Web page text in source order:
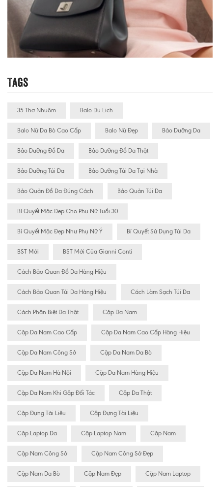
Tags
35 Thợ Nhuộm Balo Du Lịch
Balo Nữ Da Bò Cao Cấp Balo Nữ Đẹp Bảo Dưỡng Da
Bảo Dưỡng Đồ Da Bảo Dưỡng Đồ Da Thật
Bảo Dưỡng Túi Da Bảo Dưỡng Túi Da Tại Nhà
Bảo Quản Đồ Da Đúng Cách Bảo Quản Túi Da
Bí Quyết Mặc Đẹp Cho Phụ Nữ Tuổi 30
Bí Quyết Mặc Đẹp Như Phụ Nữ Ý Bí Quyết Sử Dụng Túi Da
BST Mới BST Mới Của Gianni Conti
Cách Bảo Quan Đồ Da Hàng Hiệu
Cách Bảo Quan Túi Da Hàng Hiệu Cách Làm Sạch Túi Da
Cách Phân Biệt Da Thật Cặp Da Nam
Cặp Da Nam Cao Cấp Cặp Da Nam Cao Cấp Hàng Hiệu
Cặp Da Nam Công Sở Cặp Da Nam Da Bò
Cặp Da Nam Hà Nội Cặp Da Nam Hàng Hiệu
Cặp Da Nam Khi Gặp Đối Tác Cặp Da Thật
Cặp Đựng Tài Liêu Cặp Đựng Tài Liệu
Cặp Laptop Da Cặp Laptop Nam Cặp Nam
Cặp Nam Công Sở Cặp Nam Công Sở Đẹp
Cặp Nam Da Bò Cặp Nam Đẹp Cặp Nam Laptop